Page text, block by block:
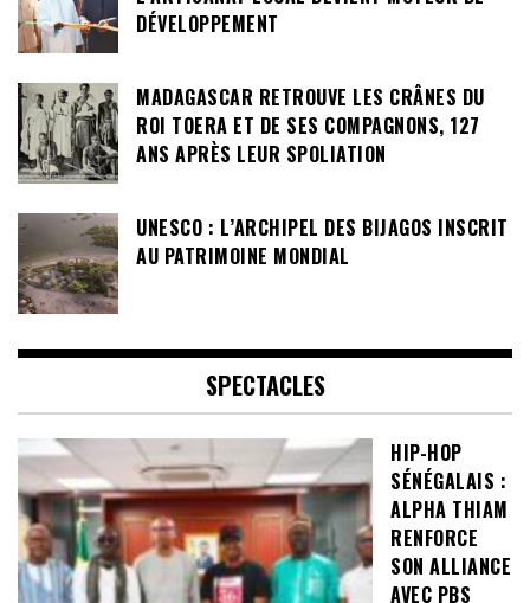
DÉVELOPPEMENT
MADAGASCAR RETROUVE LES CRÂNES DU
ROI TOERA ET DE SES COMPAGNONS, 127
ANS APRÈS LEUR SPOLIATION
UNESCO : L’ARCHIPEL DES BIJAGOS INSCRIT
AU PATRIMOINE MONDIAL
SPECTACLES
HIP-HOP
SÉNÉGALAIS :
ALPHA THIAM
RENFORCE
SON ALLIANCE
AVEC PBS